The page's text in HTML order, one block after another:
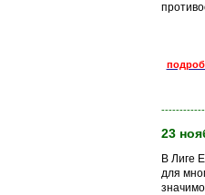
23
В Лиге
для